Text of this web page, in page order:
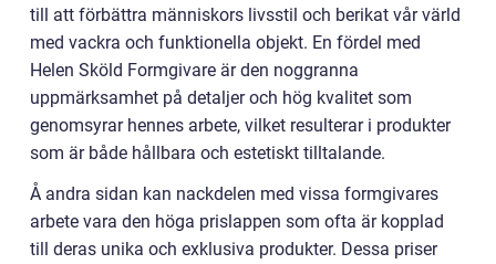
till att förbättra människors livsstil och berikat vår värld
med vackra och funktionella objekt. En fördel med
Helen Sköld Formgivare är den noggranna
uppmärksamhet på detaljer och hög kvalitet som
genomsyrar hennes arbete, vilket resulterar i produkter
som är både hållbara och estetiskt tilltalande.
Å andra sidan kan nackdelen med vissa formgivares
arbete vara den höga prislappen som ofta är kopplad
till deras unika och exklusiva produkter. Dessa priser